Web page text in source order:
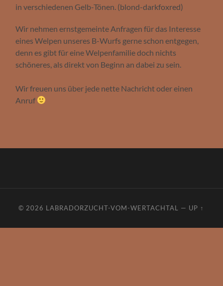
in verschiedenen Gelb-Tönen. (blond-darkfoxred)
Wir nehmen ernstgemeinte Anfragen für das Interesse
eines Welpen unseres B-Wurfs gerne schon entgegen,
denn es gibt für eine Welpenfamilie doch nichts
schöneres, als direkt von Beginn an dabei zu sein.
Wir freuen uns über jede nette Nachricht oder einen
Anruf
© 2026 LABRADORZUCHT-VOM-WERTACHTAL — UP ↑